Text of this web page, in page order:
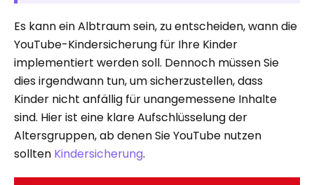
Es kann ein Albtraum sein, zu entscheiden, wann die
YouTube-Kindersicherung für Ihre Kinder
implementiert werden soll. Dennoch müssen Sie
dies irgendwann tun, um sicherzustellen, dass
Kinder nicht anfällig für unangemessene Inhalte
sind. Hier ist eine klare Aufschlüsselung der
Altersgruppen, ab denen Sie YouTube nutzen
sollten Kindersicherung.